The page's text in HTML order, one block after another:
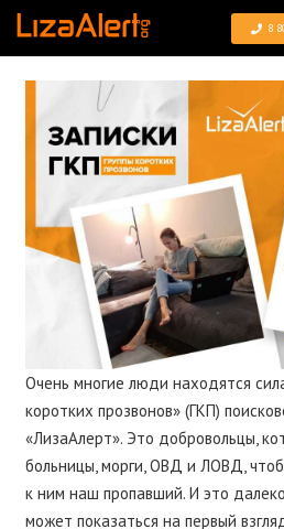
8
Очень многие люди находятся
коротких прозвонов» (ГКП)
«ЛизаАлерт». Это добровольцы,
больницы, морги, ОВД и ЛОВД,
к ним наш пропавший. И это
может показаться на первый